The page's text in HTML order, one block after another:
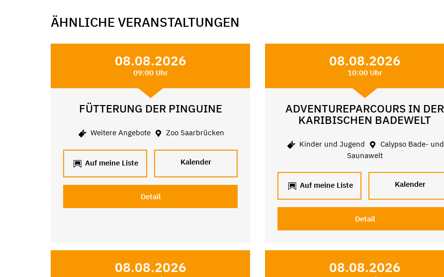
ÄHNLICHE VERANSTALTUNGEN
08.08.2026
09:00 Uhr
FÜTTERUNG DER PINGUINE
Weitere Angebote Zoo Saarbrücken
Auf meine Liste Kalender
Detail
08.08.2026
10:00 Uhr
ADVENTUREPARCOURS IN DER
KARIBISCHEN BADEWELT
Kinder und Jugend
Calypso Bade- und
Saunawelt
Auf meine Liste Kalender
Detail
08.08.2026 08.08.2026